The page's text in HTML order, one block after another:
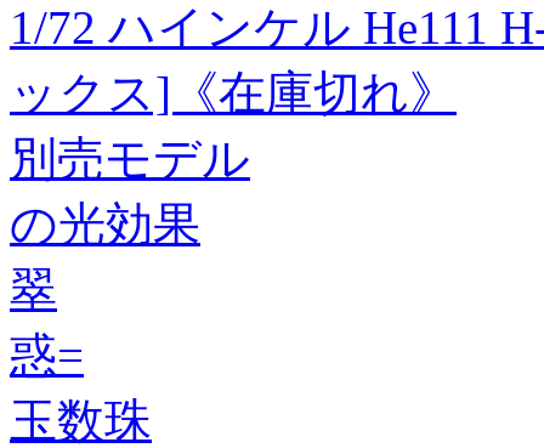
1/72 ハインケル He111
ックス]《在庫切れ》
別売モデル
の光効果
翠
惑=
玉数珠